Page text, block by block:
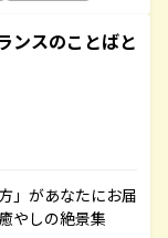
ンスのことばと
」があなたにお届
やしの絶景集